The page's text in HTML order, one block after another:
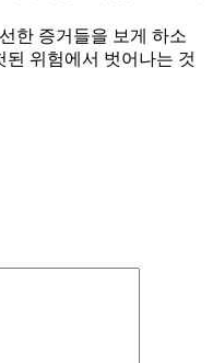
한 증거들을 보게 하소
위험에서 벗어나는 것